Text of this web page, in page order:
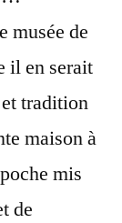
musée de
il en serait
et tradition
maison à
mis
de